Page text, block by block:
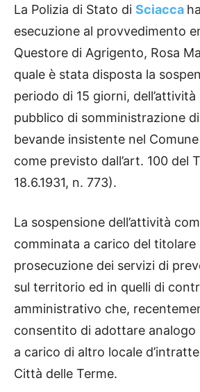
La Polizia di Stato di Sciacca
esecuzione al provvedimento
Questore di Agrigento, Rosa
quale è stata disposta la
periodo di 15 giorni,
pubblico di somministrazione
bevande insistente nel
come previsto dall’art. 100 del
18.6.1931, n. 773).
La sospensione dell’attività
comminata a carico del titolare
prosecuzione dei servizi di
sul territorio ed in quelli di
amministrativo che,
consentito di adottare
a carico di altro locale
Città delle Terme.